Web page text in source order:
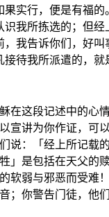
果实行，便是有福的
识我所拣选的；但
，我告诉你们，好
接待我所派遣的，
在这段记述中的心
宣讲为你作证，可
说：「经上所记载
」是包括在天父的
软弱与邪恶而受难
；你警告门徒，他